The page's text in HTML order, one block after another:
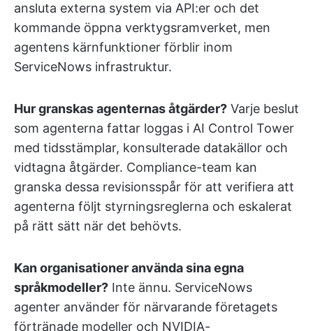
ansluta externa system via API:er och det
kommande öppna verktygsramverket, men
agentens kärnfunktioner förblir inom
ServiceNows infrastruktur.
Hur granskas agenternas åtgärder? Varje beslut
som agenterna fattar loggas i AI Control Tower
med tidsstämplar, konsulterade datakällor och
vidtagna åtgärder. Compliance-team kan
granska dessa revisionsspår för att verifiera att
agenterna följt styrningsreglerna och eskalerat
på rätt sätt när det behövts.
Kan organisationer använda sina egna
språkmodeller? Inte ännu. ServiceNows
agenter använder för närvarande företagets
förtränade modeller och NVIDIA-